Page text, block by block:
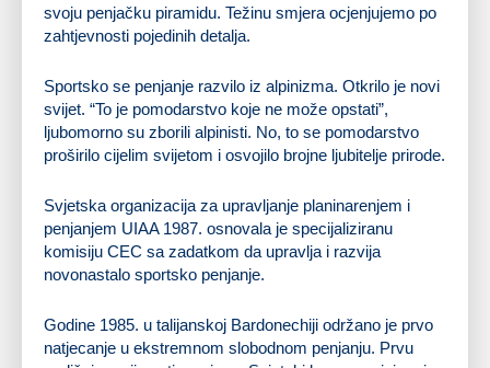
svoju penjačku piramidu. Težinu smjera ocjenjujemo po
zahtjevnosti pojedinih detalja.
Sportsko se penjanje razvilo iz alpinizma. Otkrilo je novi
svijet. “To je pomodarstvo koje ne može opstati”,
ljubomorno su zborili alpinisti. No, to se pomodarstvo
proširilo cijelim svijetom i osvojilo brojne ljubitelje prirode.
Svjetska organizacija za upravljanje planinarenjem i
penjanjem UIAA 1987. osnovala je specijaliziranu
komisiju CEC sa zadatkom da upravlja i razvija
novonastalo sportsko penjanje.
Godine 1985. u talijanskoj Bardonechiji održano je prvo
natjecanje u ekstremnom slobodnom penjanju. Prvu